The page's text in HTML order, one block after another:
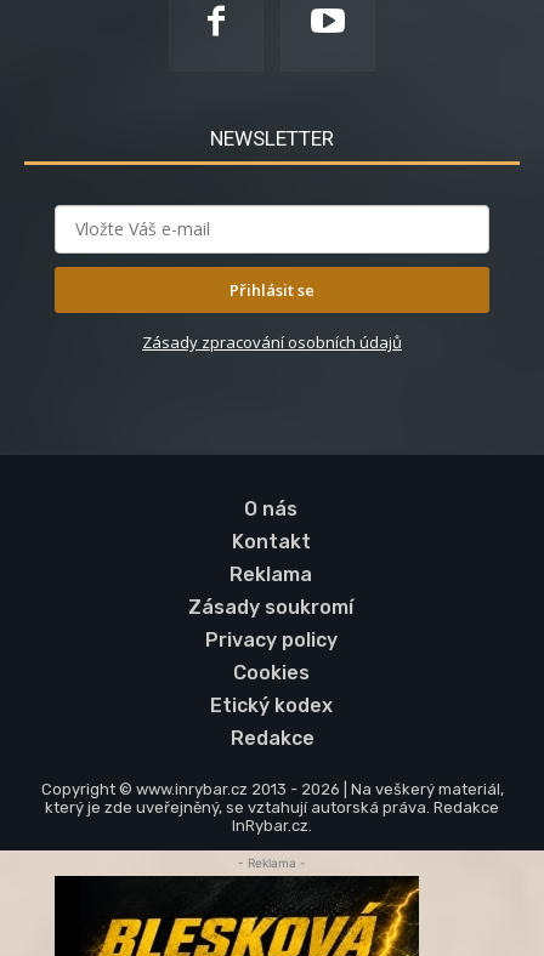
NEWSLETTER
Přihlásit se
Zásady zpracování osobních údajů
O nás
Kontakt
Reklama
Zásady soukromí
Privacy policy
Cookies
Etický kodex
Redakce
Copyright © www.inrybar.cz 2013 - 2026 | Na veškerý materiál,
který je zde uveřejněný, se vztahují autorská práva. Redakce
InRybar.cz.
- Reklama -